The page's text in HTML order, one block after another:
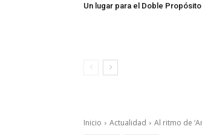
Un lugar para el Doble Propósito